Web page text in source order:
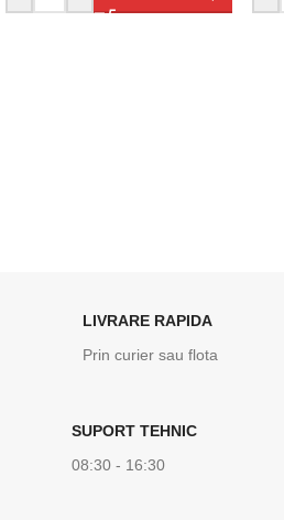
LIVRARE RAPIDA
Prin curier sau flota
SUPORT TEHNIC
08:30 - 16:30